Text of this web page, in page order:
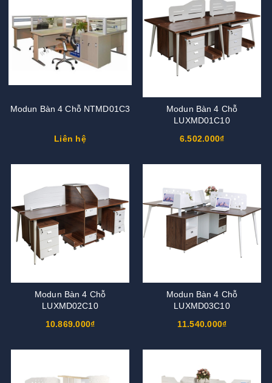
Modun Bàn 4 Chỗ NTMD01C3
Liên hệ
Modun Bàn 4 Chỗ
LUXMD01C10
6.502.000₫
Modun Bàn 4 Chỗ
LUXMD02C10
10.869.000₫
Modun Bàn 4 Chỗ
LUXMD03C10
11.540.000₫